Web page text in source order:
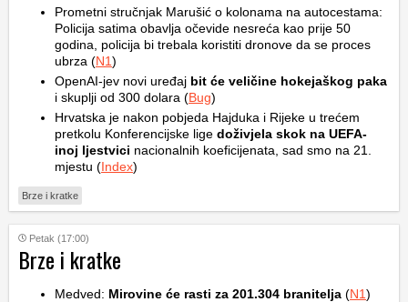
Prometni stručnjak Marušić o kolonama na autocestama:
Policija satima obavlja očevide nesreća kao prije 50
godina, policija bi trebala koristiti dronove da se proces
ubrza (N1)
OpenAI-jev novi uređaj bit će veličine hokejaškog paka
i skuplji od 300 dolara (Bug)
Hrvatska je nakon pobjeda Hajduka i Rijeke u trećem
pretkolu Konferencijske lige doživjela skok na UEFA-
inoj ljestvici nacionalnih koeficijenata, sad smo na 21.
mjestu (Index)
Brze i kratke
Petak (17:00)
Brze i kratke
Medved: Mirovine će rasti za 201.304 branitelja (N1)